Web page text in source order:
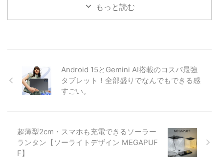
iPad（A16チップ搭載）」の価格
の注意点まで詳しく解説します。
7250チップを搭載したタブレッ
もっと読む
Android 15とGemini AI搭載のコスパ最強
タブレット！全部盛りでなんでもできる感
すごい。​
超薄型2cm・スマホも充電できるソーラー
ランタン【ソーライトデザイン MEGAPUF
F】